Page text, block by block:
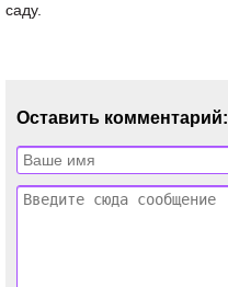
саду.
Оставить комментарий: